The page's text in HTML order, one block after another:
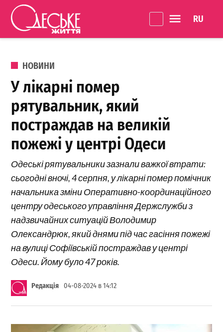
Перейти до вмісту
Життя
ОПУБЛІКОВАНО В
НОВИНИ
У лікарні помер
рятувальник, який
постраждав на великій
пожежі у центрі Одеси
Одеські рятувальники зазнали важкої втрати:
сьогодні вночі, 4 серпня, у лікарні помер помічник
начальника зміни Оперативно-координаційного
центру одеського управління Держслужби з
надзвичайних ситуацій Володимир
Олександрюк, який днями під час гасіння пожежі
на вулиці Софіївській постраждав у центрі
Одеси. Йому було 47 років.
Редакція 04-08-2024 в 14:12